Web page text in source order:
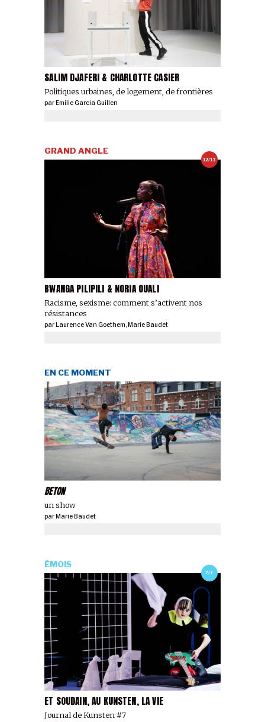
SALIM DJAFERI & CHARLOTTE CASIER
Politiques urbaines, de logement, de frontières
par Emilie Garcia Guillen
12/13
BWANGA PILIPILI & NORIA OUALI
Racisme, sexisme: comment s’activent nos
résistances
GRAND ANGLE
parLaurence Van Goethem ,Marie Baudet
BETON
un show
EN CE MOMENT
parMarie Baudet
7/7
ET SOUDAIN, AU KUNSTEN, LA VIE
Journal de Kunsten #7
ÉMOIS